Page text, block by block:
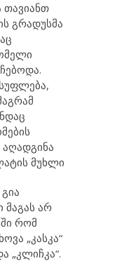
თავიანთ
გრადუსმა
მუხლი
მაგას არ
რომ
„კასკა“
„კლიჩკა“.